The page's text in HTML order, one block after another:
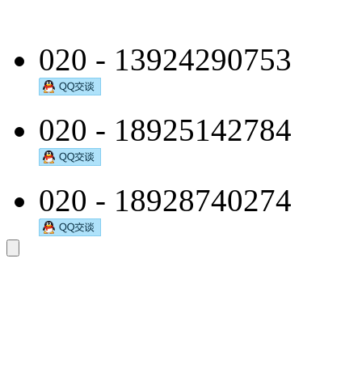
020 - 13924290753
020 - 18925142784
020 - 18928740274